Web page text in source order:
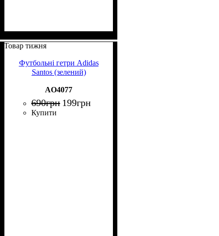
Товар тижня
Футбольні гетри Adidas
Santos (зелений)
AO4077
690грн 199грн
Купити